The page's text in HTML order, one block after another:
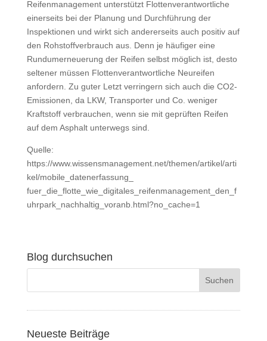
Reifenmanagement unterstützt Flottenverantwortliche
einerseits bei der Planung und Durchführung der
Inspektionen und wirkt sich andererseits auch positiv auf
den Rohstoffverbrauch aus. Denn je häufiger eine
Rundumerneuerung der Reifen selbst möglich ist, desto
seltener müssen Flottenverantwortliche Neureifen
anfordern. Zu guter Letzt verringern sich auch die CO2-
Emissionen, da LKW, Transporter und Co. weniger
Kraftstoff verbrauchen, wenn sie mit geprüften Reifen
auf dem Asphalt unterwegs sind.
Quelle:
https://www.wissensmanagement.net/themen/artikel/arti
kel/mobile_datenerfassung_
fuer_die_flotte_wie_digitales_reifenmanagement_den_f
uhrpark_nachhaltig_voranb.html?no_cache=1
Blog durchsuchen
Neueste Beiträge